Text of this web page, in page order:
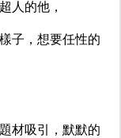
人的他，
子，想要任性的
材吸引，默默的